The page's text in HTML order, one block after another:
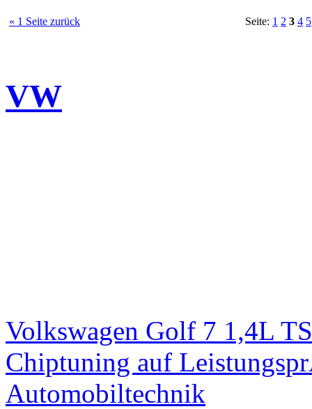
« 1 Seite zurück Seite: 1 2 3 4 5
VW
Volkswagen Golf 7 1,4L
Chiptuning auf
Automobiltechnik